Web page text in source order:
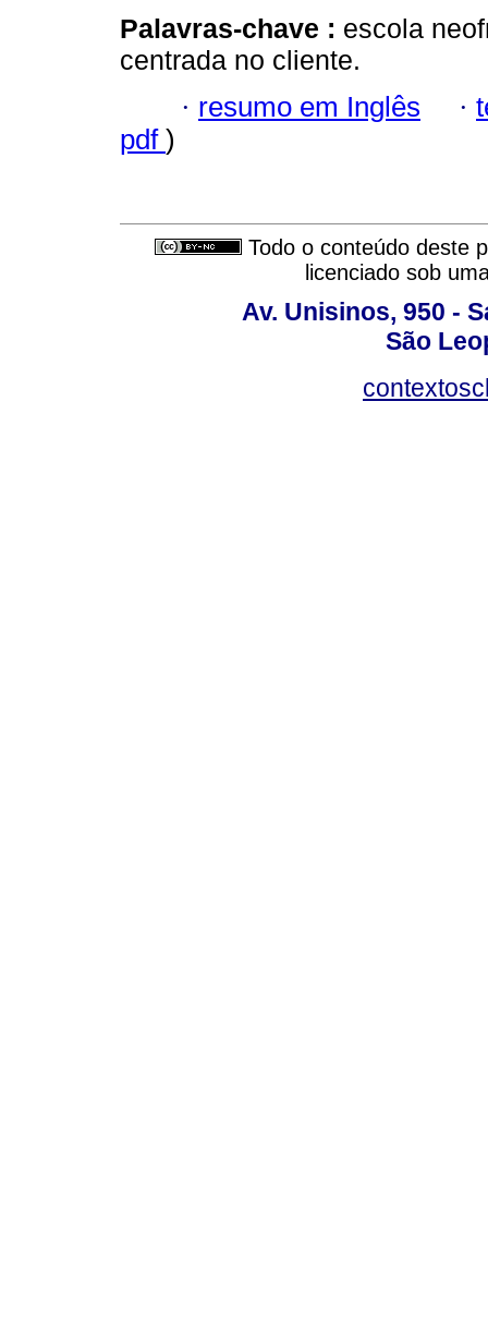
Palavras-chave : escola
centrada no cliente.
· resumo em Inglês ·
pdf )
Todo o conteúdo deste
licenciado sob
Av. Unisinos, 950 -
São